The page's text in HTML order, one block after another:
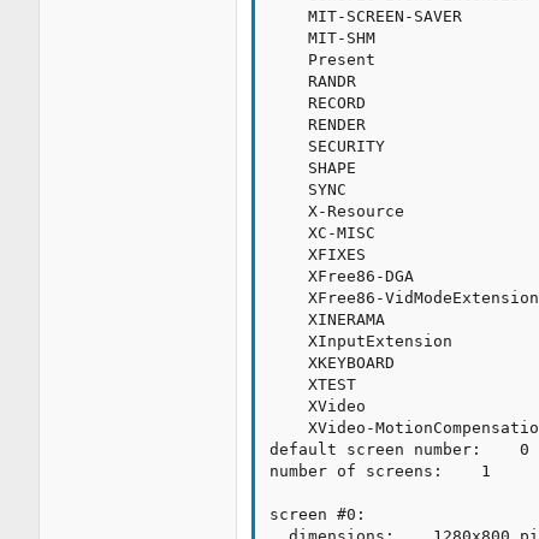
    MIT-SCREEN-SAVER
    MIT-SHM
    Present
    RANDR
    RECORD
    RENDER
    SECURITY
    SHAPE
    SYNC
    X-Resource
    XC-MISC
    XFIXES
    XFree86-DGA
    XFree86-VidModeExtension
    XINERAMA
    XInputExtension
    XKEYBOARD
    XTEST
    XVideo
XVideo-
default screen number:    0
number of screens:    1
screen #0: